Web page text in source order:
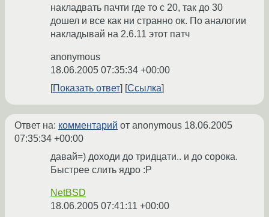
накладвать пачти где то с 20, так до 30
дошел и все как ни странно ок. По аналогии
накладывай на 2.6.11 этот патч
anonymous
18.06.2005 07:35:34 +00:00
Показать ответ
Ссылка
Ответ на: комментарий от anonymous 18.06.2005
07:35:34 +00:00
давай=) доходи до тридцати.. и до сорока.
Быстрее слить ядро :P
NetBSD
18.06.2005 07:41:11 +00:00